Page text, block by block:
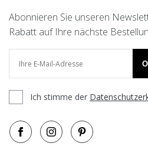
Abonnieren Sie unseren
Rabatt auf Ihre nächste
Ich stimme der